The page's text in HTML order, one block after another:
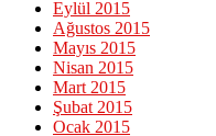
Eylül 2015
Ağustos 2015
Mayıs 2015
Nisan 2015
Mart 2015
Şubat 2015
Ocak 2015